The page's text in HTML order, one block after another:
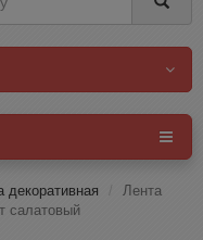
декоративная
Лента
салатовый